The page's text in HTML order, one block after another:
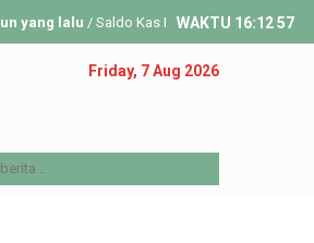
lalu / Saldo Kas Masjid Reguler 13 Aug
WAKTU 16:1257
Friday, 7 Aug 2026